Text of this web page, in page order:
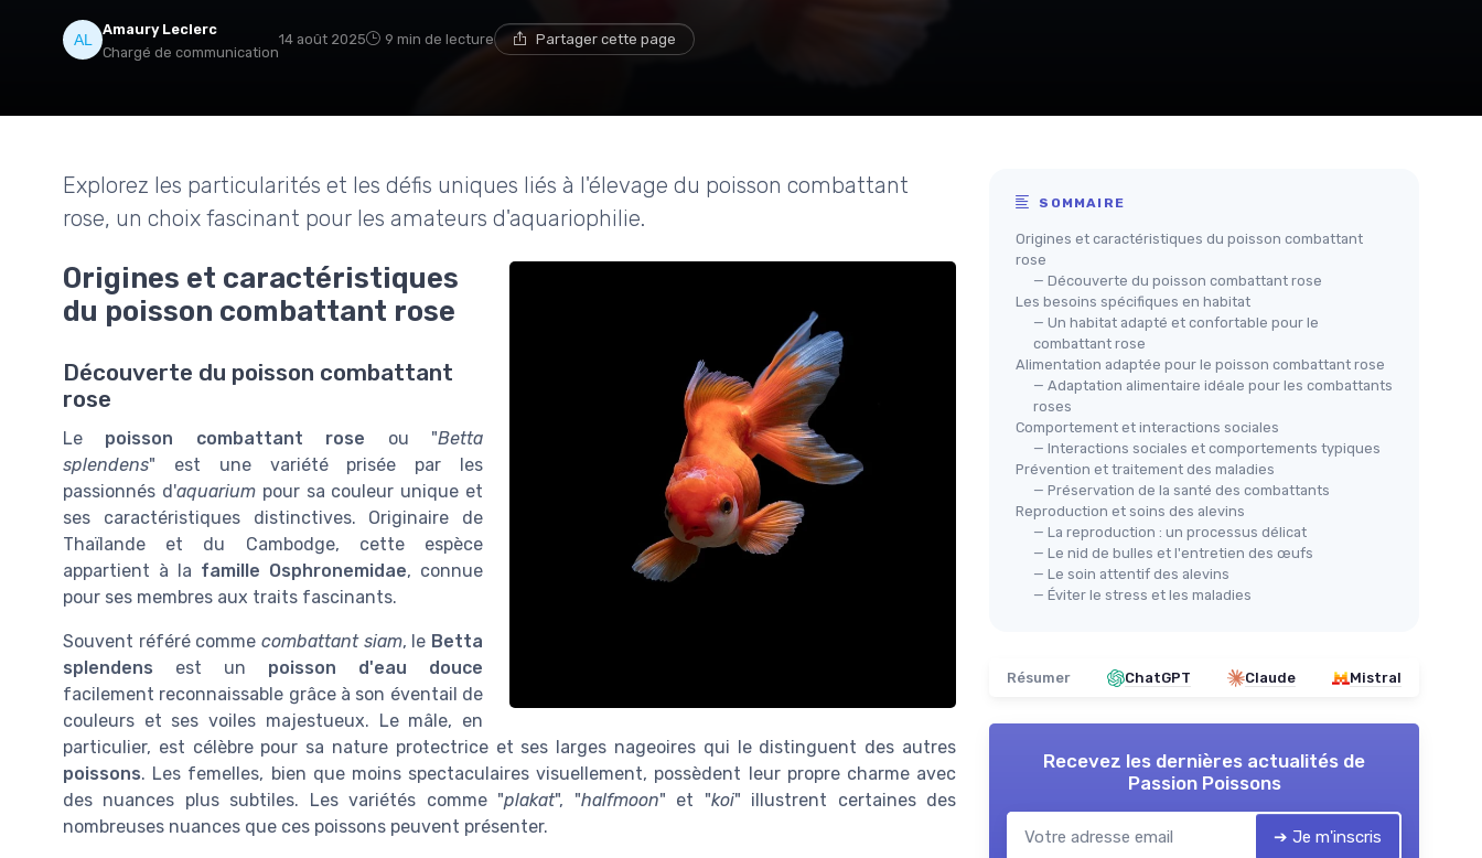
Amaury Leclerc
Chargé de communication
14 août 2025 9 min de lecture Partager cette page
Explorez les particularités et les défis uniques liés à l'élevage du poisson combattant
rose, un choix fascinant pour les amateurs d'aquariophilie.
Origines et caractéristiques
du poisson combattant rose
Découverte du poisson combattant
rose
Le poisson combattant rose ou "Betta
splendens" est une variété prisée par les
passionnés d'aquariumpour sa couleur unique et
ses caractéristiques distinctives. Originaire de
Thaïlande et du Cambodge, cette espèce
appartient à la famille Osphronemidae, connue
pour ses membres aux traits fascinants.
Souvent référé comme combattant siam, le Betta
splendens est un poisson d'eau douce
facilement reconnaissable grâce à son éventail de
couleurs et ses voiles majestueux. Le mâle, en
particulier, est célèbre pour sa nature protectrice et ses larges nageoires qui le distinguent des autres
poissons. Les femelles, bien que moins spectaculaires visuellement, possèdent leur propre charme avec
des nuances plus subtiles. Les variétés comme "plakat", "halfmoon" et "koi" illustrent certaines des
nombreuses nuances que ces poissons peuvent présenter.
SOMMAIRE
Origines et caractéristiques du poisson combattant
rose
— Découverte du poisson combattant rose
Les besoins spécifiques en habitat
— Un habitat adapté et confortable pour le
combattant rose
Alimentation adaptée pour le poisson combattant rose
— Adaptation alimentaire idéale pour les combattants
roses
Comportement et interactions sociales
— Interactions sociales et comportements typiques
Prévention et traitement des maladies
— Préservation de la santé des combattants
Reproduction et soins des alevins
— La reproduction : un processus délicat
— Le nid de bulles et l'entretien des œufs
— Le soin attentif des alevins
— Éviter le stress et les maladies
Résumer ChatGPT Claude Mistral
Recevez les dernières actualités de
Passion Poissons
➔ Je m'inscris